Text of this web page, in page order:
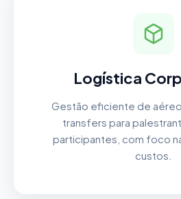
Logística
Gestão eficiente de
transfers para
participantes, com foco
custos.